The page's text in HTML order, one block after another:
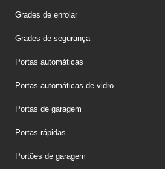
Grades de enrolar
Grades de segurança
Portas automáticas
Portas automáticas de vidro
Portas de garagem
Portas rápidas
Portões de garagem